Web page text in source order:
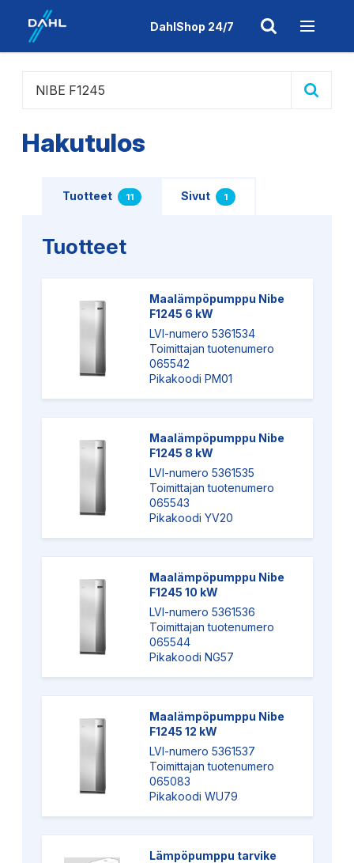
DahlShop 24/7
Hakutulos
Tuotteet 11 Sivut 1
Palvelupisteet
Henkilöt
Tuotteet
Maalämpöpumppu Nibe
F1245 6 kW
LVI-numero 5361534
Toimittajan tuotenumero
065542
Pikakoodi PM01
Maalämpöpumppu Nibe
F1245 8 kW
LVI-numero 5361535
Toimittajan tuotenumero
065543
Pikakoodi YV20
Maalämpöpumppu Nibe
F1245 10 kW
LVI-numero 5361536
Toimittajan tuotenumero
065544
Pikakoodi NG57
Maalämpöpumppu Nibe
F1245 12 kW
LVI-numero 5361537
Toimittajan tuotenumero
065083
Pikakoodi WU79
Lämpöpumppu tarvike